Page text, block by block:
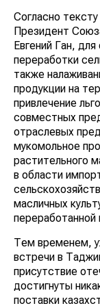
Согласно
Президент
Евгений Ган,
переработки
также
продукции на
привлечение
совместных
отраслевых
мукомольное
растительного
в области
масличных
переработанной
Тем временем,
встречи в
присутствие
достигнуты
поставки